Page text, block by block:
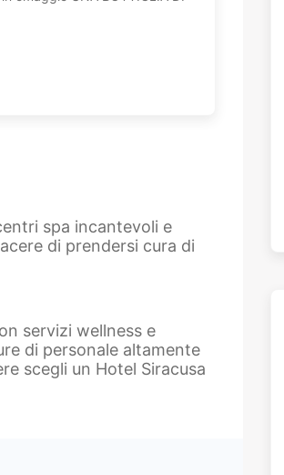
spa incantevoli e
di prendersi cura di
servizi wellness e
di personale altamente
scegli un Hotel Siracusa